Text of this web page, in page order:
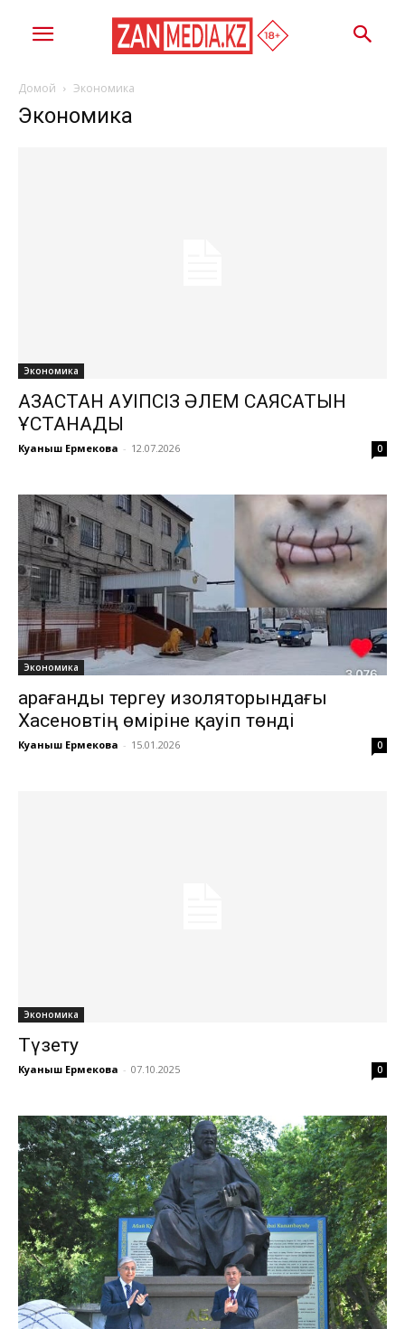
Домой Экономика
Экономика
Экономика
ҚАЗАҚСТАН ҚАУІПСІЗ ӘЛЕМ САЯСАТЫН
ҰСТАНАДЫ
Куаныш Ермекова - 12.07.2026 0
Экономика
Қарағанды тергеу изоляторындағы
Хасеновтің өміріне қауіп төнді
Куаныш Ермекова - 15.01.2026 0
Экономика
Түзету
Куаныш Ермекова - 07.10.2025 0